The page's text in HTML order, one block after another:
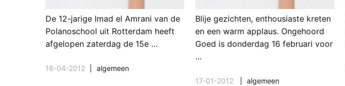
De 12-jarige Imad el Amrani van de
Polanoschool uit Rotterdam heeft
afgelopen zaterdag de 15e …
16-04-2012 algemeen
Blije gezichten, enthousiaste kreten
en een warm applaus. Ongehoord
Goed is donderdag 16 februari voor
…
17-01-2012 algemeen